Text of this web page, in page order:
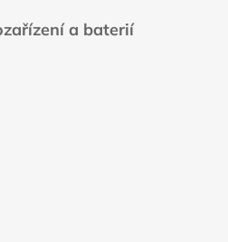
a baterií